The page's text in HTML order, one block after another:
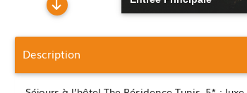
Description